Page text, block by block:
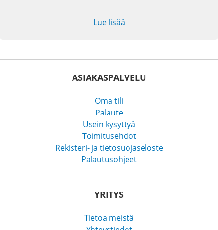
Lue lisää
ASIAKASPALVELU
Oma tili
Palaute
Usein kysyttyä
Toimitusehdot
Rekisteri- ja tietosuojaseloste
Palautusohjeet
YRITYS
Tietoa meistä